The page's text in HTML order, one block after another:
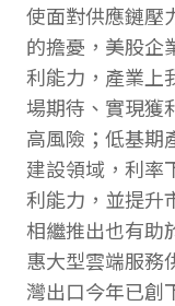
使面對供應鏈壓
的擔憂，美股企
利能力，產業上
場期待、實現獲
高風險；低基期
建設領域，利率
利能力，並提升
相繼推出也有助
惠大型雲端服務
灣出口今年已創